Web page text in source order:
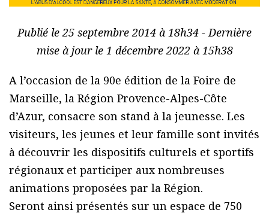
Publié le 25 septembre 2014 à 18h34 - Dernière
mise à jour le 1 décembre 2022 à 15h38
A l’occasion de la 90e édition de la Foire de
Marseille, la Région Provence-Alpes-Côte
d’Azur, consacre son stand à la jeunesse. Les
visiteurs, les jeunes et leur famille sont invités
à découvrir les dispositifs culturels et sportifs
régionaux et participer aux nombreuses
animations proposées par la Région.
Seront ainsi présentés sur un espace de 750